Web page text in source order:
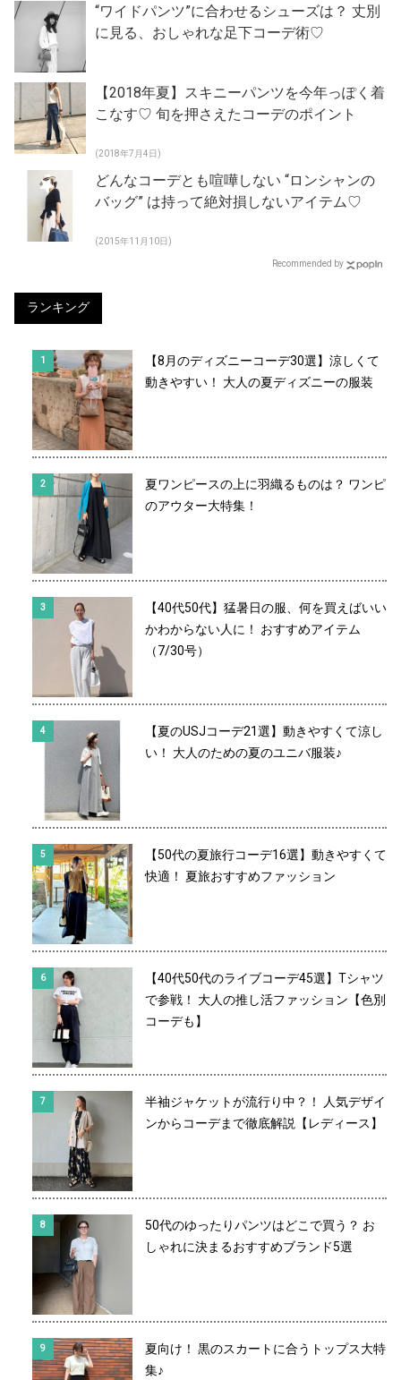
“ワイドパンツ”に合わせるシューズは？ 丈別
に見る、おしゃれな足下コーデ術♡
【2018年夏】スキニーパンツを今年っぽく着
こなす♡ 旬を押さえたコーデのポイント
(2018年7月4日)
どんなコーデとも喧嘩しない “ロンシャンの
バッグ” は持って絶対損しないアイテム♡
(2015年11月10日)
Recommended by
ランキング
【8月のディズニーコーデ30選】涼しくて
動きやすい！ 大人の夏ディズニーの服装
夏ワンピースの上に羽織るものは？ ワンピ
のアウター大特集！
【40代50代】猛暑日の服、何を買えばいい
かわからない人に！ おすすめアイテム
（7/30号）
【夏のUSJコーデ21選】動きやすくて涼し
い！ 大人のための夏のユニバ服装♪
【50代の夏旅行コーデ16選】動きやすくて
快適！ 夏旅おすすめファッション
【40代50代のライブコーデ45選】Tシャツ
で参戦！ 大人の推し活ファッション【色別
コーデも】
半袖ジャケットが流行り中？！ 人気デザイ
ンからコーデまで徹底解説【レディース】
50代のゆったりパンツはどこで買う？ お
しゃれに決まるおすすめブランド5選
夏向け！ 黒のスカートに合うトップス大特
集♪